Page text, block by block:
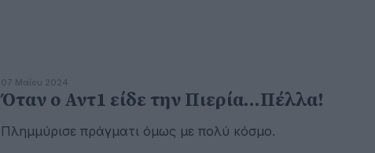
07 Μαΐου 2024
Όταν ο Αντ1 είδε την Πιερία...Πέλλα!
Πλημμύρισε πράγματι όμως με πολύ κόσμο.